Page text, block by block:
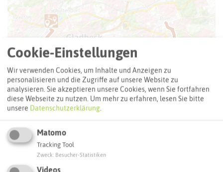
Cookie-Einstellungen
Wir verwenden Cookies, um Inhalte und Anzeigen zu
personalisieren und die Zugriffe auf unsere Website zu
analysieren. Sie akzeptieren unsere Cookies, wenn Sie fortfahren
diese Webseite zu nutzen. Um mehr zu erfahren, lesen Sie bitte
unsere Datenschutzerklärung.
Matomo
Tracking Tool
Zweck Besucher-Statistiken
Videos